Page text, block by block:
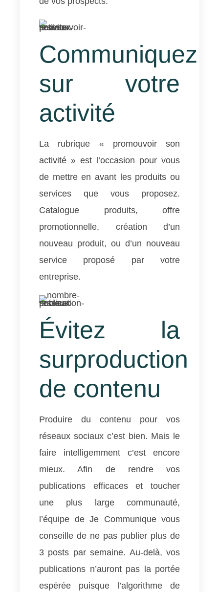
Communiquez
sur votre
activité ​
La rubrique « promouvoir son
activité » est l’occasion pour vous
de mettre en avant les produits ou
services que vous proposez.
Catalogue produits, offre
promotionnelle, création d’un
nouveau produit, ou d’un nouveau
service proposé par votre
entreprise.
Évitez la
surproduction
de contenu
Produire du contenu pour vos
réseaux sociaux c’est bien. Mais le
faire intelligemment c’est encore
mieux. Afin de rendre vos
publications efficaces et toucher
une plus large communauté,
l’équipe de Je Communique vous
conseille de ne pas publier plus de
3 posts par semaine. Au-delà, vos
publications n’auront pas la portée
espérée puisque l’algorithme de